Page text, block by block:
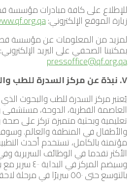
للإطلاع على كافة مبادرات مؤسسة
زيارة الموقع الإلكتروني:
لمزيد من المعلومات عن مؤسسة
بمكتبنا الصحفي على البريد الإلكتروني:
pressoffice@qf.org.qa
٧. نبذة عن مركز السدرة للطب والبحوث
يُعتبر مركز السدرة للطب والبحوث
العاصمة القطرية، الدوحة،
تعليمية وبحثية متميزة تركز على
والأطفال في المنطقة والعالم.
مؤتمتة بالكامل، تستخدم أحدث
الأكثر تقدما في الوظائف السريرية
وسيضم المركز في
بالتوسع حتى ٥٥٠ سريرًا في مرحلة لاحقة.